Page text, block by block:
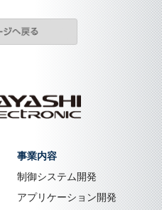
事業内容
制御システム開発
アプリケーション開発